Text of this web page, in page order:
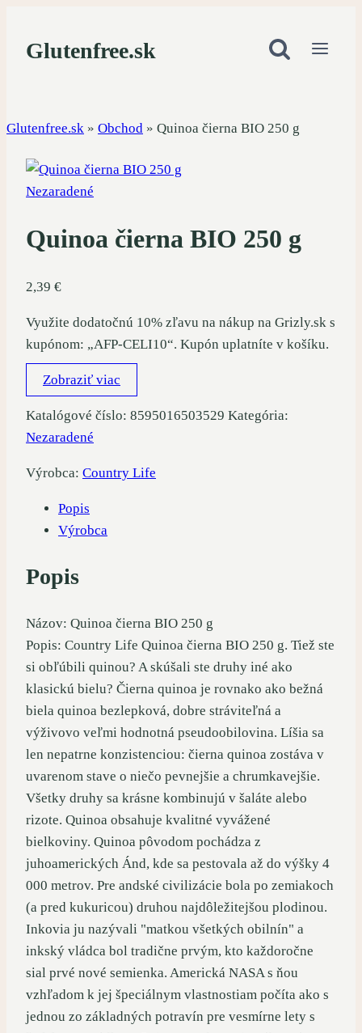
content
Glutenfree.sk
Glutenfree.sk » Obchod » Quinoa čierna BIO 250 g
Nezaradené
Quinoa čierna BIO 250 g
2,39 €
Využite dodatočnú 10% zľavu na nákup na Grizly.sk s
kupónom: „AFP-CELI10“. Kupón uplatníte v košíku.
Zobraziť viac
Katalógové číslo: 8595016503529 Kategória:
Nezaradené
Výrobca: Country Life
Popis
Výrobca
Popis
Názov: Quinoa čierna BIO 250 g
Popis: Country Life Quinoa čierna BIO 250 g. Tiež ste
si obľúbili quinou? A skúšali ste druhy iné ako
klasickú bielu? Čierna quinoa je rovnako ako bežná
biela quinoa bezlepková, dobre stráviteľná a
výživovo veľmi hodnotná pseudoobilovina. Líšia sa
len nepatrne konzistenciou: čierna quinoa zostáva v
uvarenom stave o niečo pevnejšie a chrumkavejšie.
Všetky druhy sa krásne kombinujú v šaláte alebo
rizote. Quinoa obsahuje kvalitné vyvážené
bielkoviny. Quinoa pôvodom pochádza z
juhoamerických Ánd, kde sa pestovala až do výšky 4
000 metrov. Pre andské civilizácie bola po zemiakoch
(a pred kukuricou) druhou najdôležitejšou plodinou.
Inkovia ju nazývali "matkou všetkých obilnín" a
inkský vládca bol tradične prvým, kto každoročne
sial prvé nové semienka. Americká NASA s ňou
vzhľadom k jej špeciálnym vlastnostiam počíta ako s
jednou zo základných potravín pre vesmírne lety s